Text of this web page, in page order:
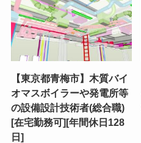
【東京都青梅市】木質バイ
オマスボイラーや発電所等
の設備設計技術者(総合職)
[在宅勤務可][年間休日128
日]